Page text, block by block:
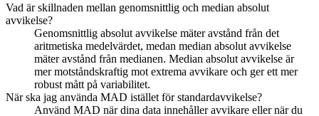
Vad är skillnaden mellan genomsnittlig och median absolut
avvikelse?
Genomsnittlig absolut avvikelse mäter avstånd från det
aritmetiska medelvärdet, medan median absolut avvikelse
mäter avstånd från medianen. Median absolut avvikelse är
mer motståndskraftig mot extrema avvikare och ger ett mer
robust mått på variabilitet.
När ska jag använda MAD istället för standardavvikelse?
Använd MAD när dina data innehåller avvikare eller när du